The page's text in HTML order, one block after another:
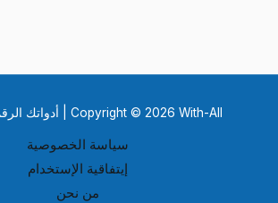
Copyright © 2026 With-All | أدواتك الرقمية المتكاملة
سياسة الخصوصية
إيتفاقية الإستخدام
من نحن